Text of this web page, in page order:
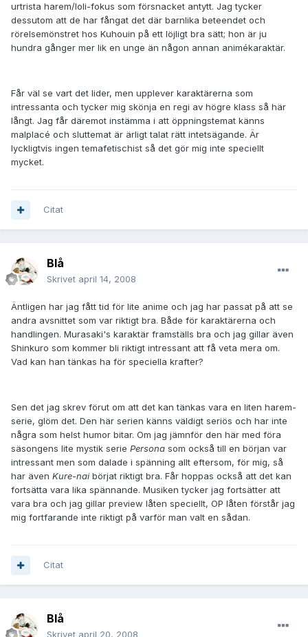
urtrista harem/loli-fokus som försnacket antytt. Jag tycker
dessutom att de har fångat det där barnlika beteendet och
rörelsemönstret hos Kuhouin på ett löjligt bra sätt; hon är ju
hundra gånger mer lik en unge än någon annan animékaraktär.
Får väl se vart det lider, men upplever karaktärerna som
intressanta och tycker mig skönja en regi av högre klass så här
långt. Jag får däremot instämma i att öppningstemat känns
malplacé och sluttemat är ärligt talat rätt intetsägande. Är
lyckligtvis ingen temafetischist så det gör mig inte speciellt
mycket.
Citat
Blå
Skrivet april 14, 2008
Äntligen har jag fått tid för lite anime och jag har passat på att se
andra avsnittet som var riktigt bra. Både för karaktärerna och
handlingen. Murasaki's karaktär framställs bra och jag gillar även
Shinkuro som kommer bli riktigt intressant att få veta mera om.
Vad kan han tänkas ha för speciella krafter?
Sen det jag skrev förut om att det kan tänkas vara en liten harem-
serie, glöm det. Den här serien känns väldigt seriös och har inte
några som helst humor bitar. Om jag jämnför den här med föra
säsongens lite mystik serie Persona som också till en början var
intressant men som dalade i spänning allt eftersom, för mig, så
har även Kure-naibörjat riktigt bra. Får hoppas också att det kan
fortsätta vara lika spännande. Musiken tycker jag fortsätter att
vara bra och jag gillar preview låten speciellt, OP låten förstår jag
mig fortfarande inte riktigt på varför man valt en sådan.
Citat
Blå
Skrivet april 20, 2008